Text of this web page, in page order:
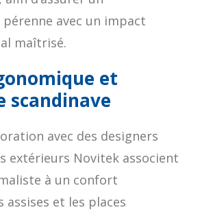
avec un impact
maîtrisé.
et
scandinave
avec des designers
extérieurs Novitek associent
à un confort
assises et les places